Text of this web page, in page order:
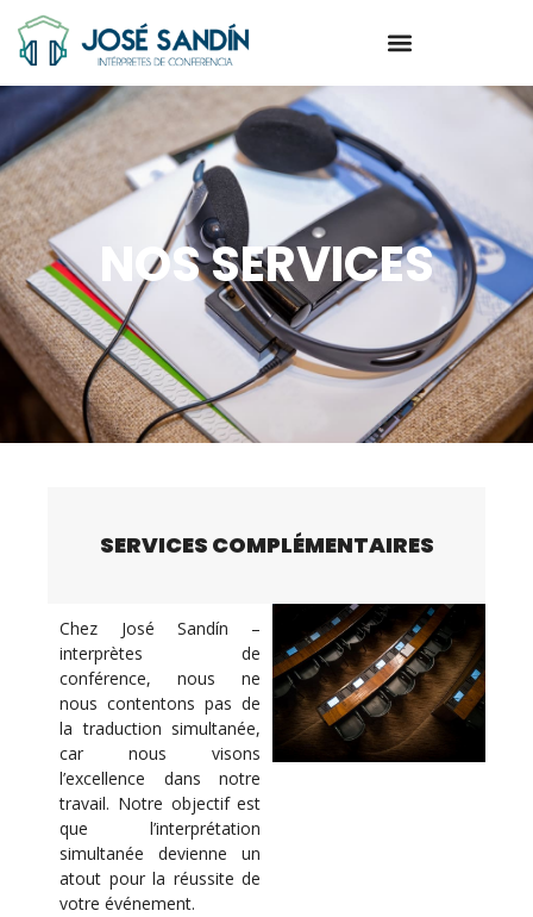
NOS SERVICES
SERVICES COMPLÉMENTAIRES
Chez José Sandín –
interprètes de
conférence, nous ne
nous contentons pas de
la traduction simultanée,
car nous visons
l’excellence dans notre
travail. Notre objectif est
que l’interprétation
simultanée devienne un
atout pour la réussite de
votre événement.